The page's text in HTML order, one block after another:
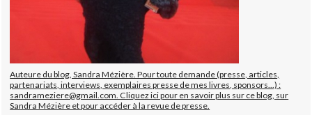
Auteure du blog, Sandra Mézière. Pour toute demande (presse, articles,
partenariats, interviews, exemplaires presse de mes livres, sponsors...) :
sandrameziere@gmail.com. Cliquez ici pour en savoir plus sur ce blog, sur
Sandra Mézière et pour accéder à la revue de presse.